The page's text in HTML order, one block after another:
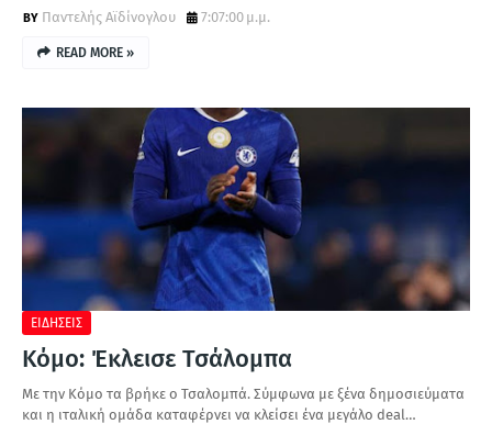
Παντελής Αϊδίνογλου
7:07:00 μ.μ.
READ MORE »
ΕΙΔΗΣΕΙΣ
Κόμο: Έκλεισε Τσάλομπα
Με την Κόμο τα βρήκε ο Τσαλομπά. Σύμφωνα με ξένα δημοσιεύματα
και η ιταλική ομάδα καταφέρνει να κλείσει ένα μεγάλο deal…